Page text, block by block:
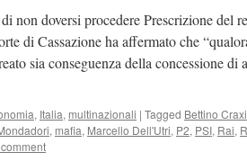
non doversi procedere Prescrizione del
di Cassazione ha affermato che
sia conseguenza della concessione
, Italia, multinazionali | Tagged Bettino Craxi
, mafia, Marcello Dell'Utri, P2, PSI, Rai,